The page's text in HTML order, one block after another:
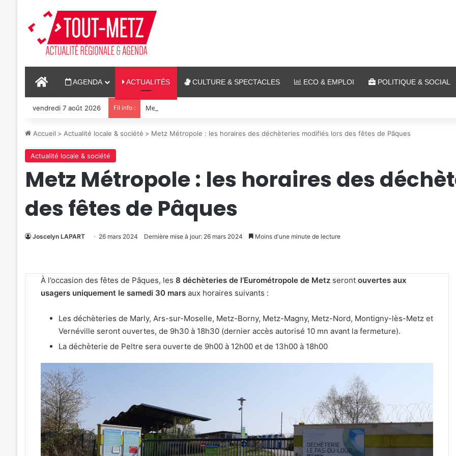
ACCUEILAGENDA ACTUALITÉS CULTURE & SPECTACLES ECO & EMPLOI POLITIQUE & SOCIAL
vendredi 7 août 2026 Fil info : Metz : J-1 avant le cinéma plein air au Plan d’Eau
Accueil > Actualité locale & société > Metz Métropole : les horaires des déchèteries modifiés lors des fêtes de Pâques
Actualité locale & société
Metz Métropole : les horaires des
des fêtes de Pâques
Joscelyn LAPART 26 mars 2024 Dernière mise à jour: 26 mars 2024 Moins d'une minute de lecture
À l’occasion des fêtes de Pâques, les 8 déchèteries de l’Eurométropole de Metzseront ouvertes aux
usagers uniquement le samedi 30 mars aux horaires suivants :
Les déchèteries de Marly, Ars-sur-Moselle, Metz-Borny, Metz-Magny, Metz-Nord, Montigny-lès-Metz et
Vernéville seront ouvertes, de 9h30 à 18h30 (dernier accès autorisé 10 mn avant la fermeture).
La déchèterie de Peltre sera ouverte de 9h00 à 12h00 et de 13h00 à 18h00
4
Metz